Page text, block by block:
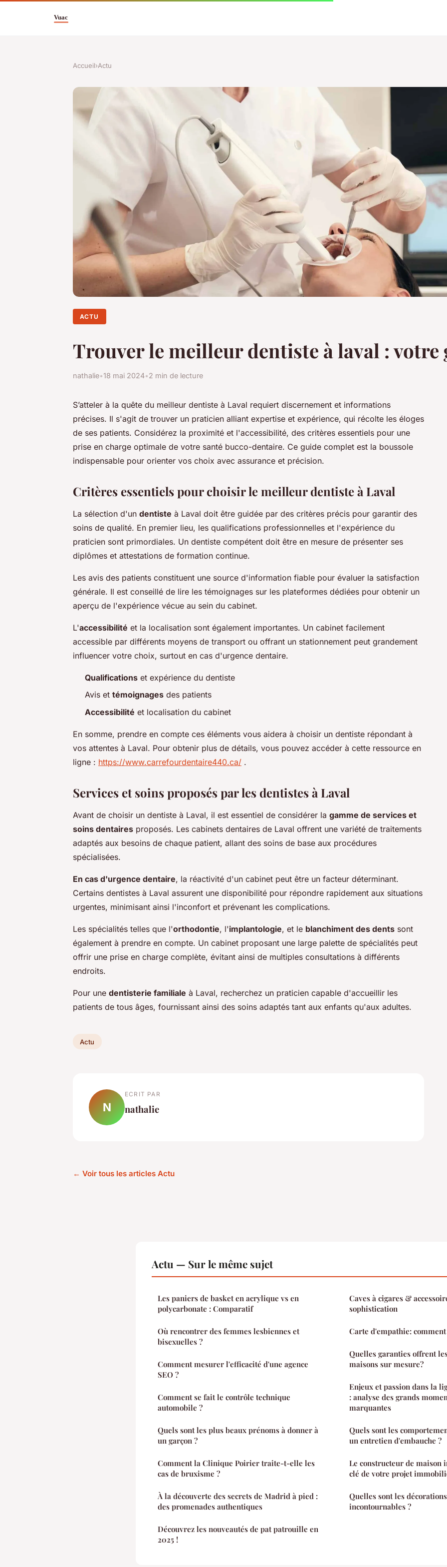
Accueil›Actu
ACTU
Trouver le meilleur dentiste à laval : votre
nathalie•18 mai 2024•2 min de lecture
S’atteler à la quête du meilleur dentiste à Laval requiert discernement et informations
précises. Il s'agit de trouver un praticien alliant expertise et expérience, qui récolte les éloges
de ses patients. Considérez la proximité et l'accessibilité, des critères essentiels pour une
prise en charge optimale de votre santé bucco-dentaire. Ce guide complet est la boussole
indispensable pour orienter vos choix avec assurance et précision.
Critères essentiels pour choisir le meilleur dentiste à Laval
La sélection d'un dentiste à Laval doit être guidée par des critères précis pour garantir des
soins de qualité. En premier lieu, les qualifications professionnelles et l'expérience du
praticien sont primordiales. Un dentiste compétent doit être en mesure de présenter ses
diplômes et attestations de formation continue.
Les avis des patients constituent une source d'information fiable pour évaluer la satisfaction
générale. Il est conseillé de lire les témoignages sur les plateformes dédiées pour obtenir un
aperçu de l'expérience vécue au sein du cabinet.
L'accessibilité et la localisation sont également importantes. Un cabinet facilement
accessible par différents moyens de transport ou offrant un stationnement peut grandement
influencer votre choix, surtout en cas d'urgence dentaire.
Qualifications et expérience du dentiste
Avis et témoignages des patients
Accessibilité et localisation du cabinet
En somme, prendre en compte ces éléments vous aidera à choisir un dentiste répondant à
vos attentes à Laval. Pour obtenir plus de détails, vous pouvez accéder à cette ressource en
ligne : https://www.carrefourdentaire440.ca/ .
Services et soins proposés par les dentistes à Laval
Avant de choisir un dentiste à Laval, il est essentiel de considérer la gamme de services et
soins dentaires proposés. Les cabinets dentaires de Laval offrent une variété de traitements
adaptés aux besoins de chaque patient, allant des soins de base aux procédures
spécialisées.
En cas d'urgence dentaire, la réactivité d'un cabinet peut être un facteur déterminant.
Certains dentistes à Laval assurent une disponibilité pour répondre rapidement aux situations
urgentes, minimisant ainsi l'inconfort et prévenant les complications.
Les spécialités telles que l'orthodontie, l'implantologie, et le blanchiment des dents sont
également à prendre en compte. Un cabinet proposant une large palette de spécialités peut
offrir une prise en charge complète, évitant ainsi de multiples consultations à différents
endroits.
Pour une dentisterie familiale à Laval, recherchez un praticien capable d'accueillir les
patients de tous âges, fournissant ainsi des soins adaptés tant aux enfants qu'aux adultes.
Actu
N
ECRIT PAR
nathalie
← Voir tous les articles Actu
Actu — Sur le même sujet
Les paniers de basket en acrylique vs en
polycarbonate : Comparatif
Où rencontrer des femmes lesbiennes et
bisexuelles ?
Comment mesurer l'efficacité d'une agence
SEO ?
Comment se fait le contrôle technique
automobile ?
Quels sont les plus beaux prénoms à donner à
un garçon ?
Comment la Clinique Poirier traite-t-elle les
cas de bruxisme ?
À la découverte des secrets de Madrid à pied :
des promenades authentiques
Découvrez les nouveautés de pat patrouille en
2025 !
Caves à cigares &
sophistication
Carte d'empathie:
Quelles garanties offrent
maisons sur mesure?
Enjeux et passion dans la
: analyse des grands
marquantes
Quels sont les
un entretien d'embauche ?
Le constructeur de maison
clé de votre projet
Quelles sont les
incontournables ?